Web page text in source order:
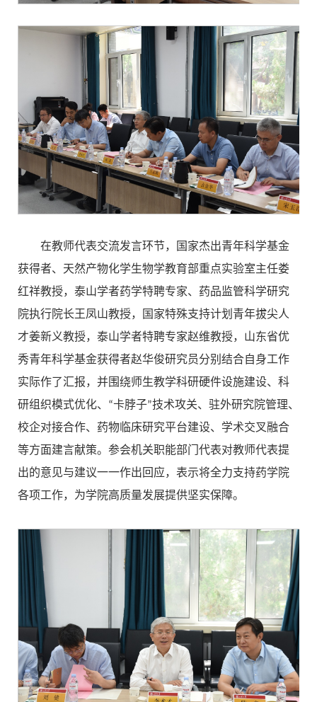
在教师代表交流发言环节，国家杰出青年科学基金
获得者、天然产物化学生物学教育部重点实验室主任娄
红祥教授，泰山学者药学特聘专家、药品监管科学研究
院执行院长王凤山教授，国家特殊支持计划青年拔尖人
才姜新义教授，泰山学者特聘专家赵维教授，山东省优
秀青年科学基金获得者赵华俊研究员分别结合自身工作
实际作了汇报，并围绕师生教学科研硬件设施建设、科
研组织模式优化、“卡脖子”技术攻关、驻外研究院管理、
校企对接合作、药物临床研究平台建设、学术交叉融合
等方面建言献策。参会机关职能部门代表对教师代表提
出的意见与建议一一作出回应，表示将全力支持药学院
各项工作，为学院高质量发展提供坚实保障。